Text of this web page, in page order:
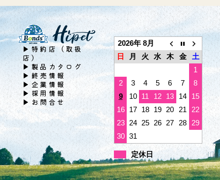
▶特約店（取扱
店）
▶製品カタログ
▶終売情報
▶企業情報
▶採用情報
▶お問合せ
2026年 8月
日
月 火 水 木 金
土
1
2
3 4 5 6 7
8
9
10 11 12 13 14
15
16
17 18 19 20 21
22
23
24 25 26 27 28
29
30 31
定休日